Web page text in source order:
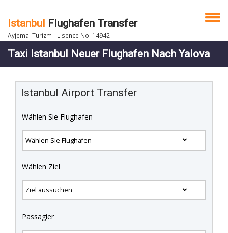
Istanbul Flughafen Transfer
Ayjemal Turizm - Lisence No: 14942
Taxi Istanbul Neuer Flughafen Nach Yalova
Istanbul Airport Transfer
Wählen Sie Flughafen
Wählen Ziel
Passagier